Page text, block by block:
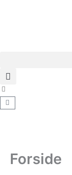
Kurv
Forside